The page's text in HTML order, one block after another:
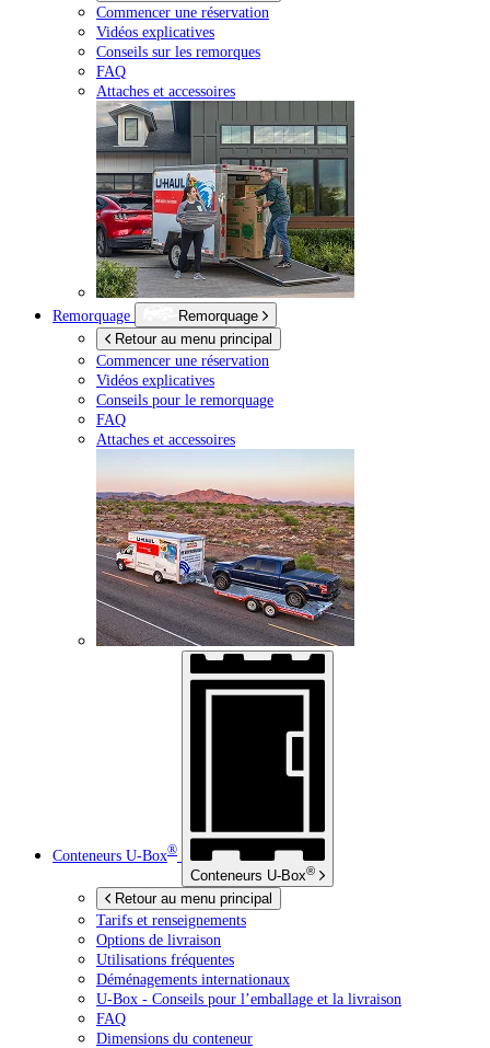
Commencer une réservation
Vidéos explicatives
Conseils sur les remorques
FAQ
Attaches et accessoires
Remorquage
Remorquage
Retour au menu principal
Commencer une réservation
Vidéos explicatives
Conseils pour le remorquage
FAQ
Attaches et accessoires
Conteneurs U-Box®
Conteneurs U-Box®
Retour au menu principal
Tarifs et renseignements
Options de livraison
Utilisations fréquentes
Déménagements internationaux
U-Box - Conseils pour l’emballage et la livraison
FAQ
Dimensions du conteneur